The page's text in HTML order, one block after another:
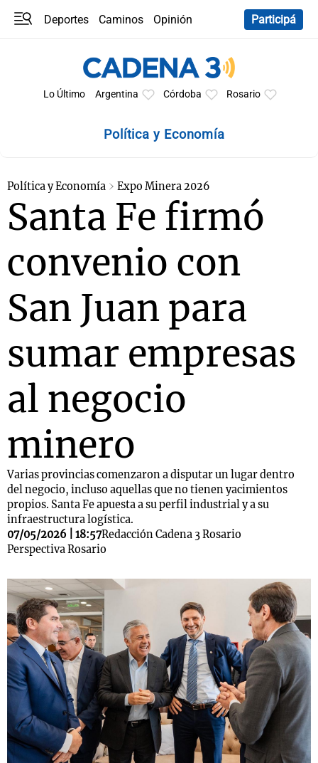
Deportes Caminos
Opinión
Participá
Lo Último Argentina Córdoba Rosario
Política y Economía
Política y Economía Expo Minera 2026
Santa Fe firmó
convenio con
San Juan para
sumar empresas
al negocio
minero
Varias provincias comenzaron a disputar un lugar dentro
del negocio, incluso aquellas que no tienen yacimientos
propios. Santa Fe apuesta a su perfil industrial y a su
infraestructura logística.
07/05/2026 | 18:57Redacción Cadena 3 Rosario
Perspectiva Rosario
Notas
Mundial 2026
Notas
La Sole en
Cadena 3